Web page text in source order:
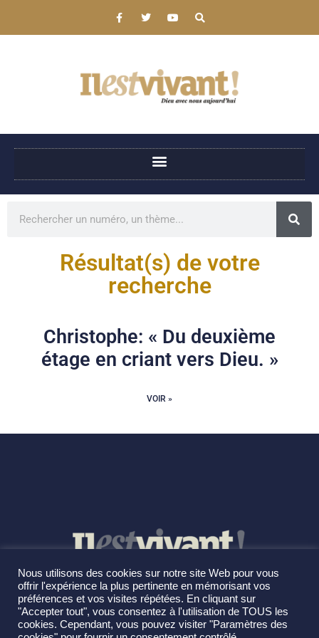
Résultat(s) de votre
recherche
Christophe: « Du deuxième
étage en criant vers Dieu. »
VOIR »
Nous utilisons des cookies sur notre site Web pour vous
offrir l'expérience la plus pertinente en mémorisant vos
préférences et vos visites répétées. En cliquant sur
"Accepter tout", vous consentez à l'utilisation de TOUS les
cookies. Cependant, vous pouvez visiter "Paramètres des